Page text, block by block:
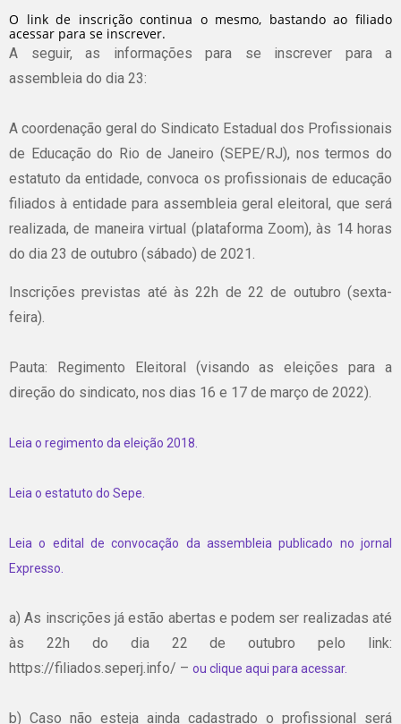
O link de inscrição continua o mesmo, bastando ao filiado
acessar para se inscrever.
A seguir, as informações para se inscrever para a
assembleia do dia 23:
A coordenação geral do Sindicato Estadual dos Profissionais
de Educação do Rio de Janeiro (SEPE/RJ), nos termos do
estatuto da entidade, convoca os profissionais de educação
filiados à entidade para assembleia geral eleitoral, que será
realizada, de maneira virtual (plataforma Zoom), às 14 horas
do dia 23 de outubro (sábado) de 2021.
Inscrições previstas até às 22h de 22 de outubro (sexta-
feira).
Pauta: Regimento Eleitoral (visando as eleições para a
direção do sindicato, nos dias 16 e 17 de março de 2022).
Leia o regimento da eleição 2018.
Leia o estatuto do Sepe.
Leia o edital de convocação da assembleia publicado no jornal
Expresso.
a) As inscrições já estão abertas e podem ser realizadas até
às 22h do dia 22 de outubro pelo link:
https://filiados.seperj.info/ – ou clique aqui para acessar.
b) Caso não esteja ainda cadastrado o profissional será